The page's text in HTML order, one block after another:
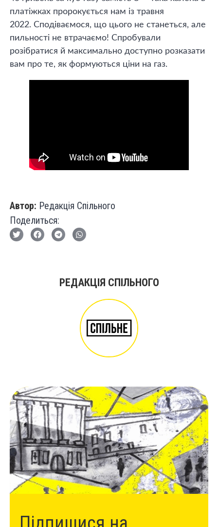
платіжках пророкується нам із травня
2022. Сподіваємося, що цього не станеться, але
пильності не втрачаємо! Спробували
розібратися й максимально доступно розказати
вам про те, як формуються ціни на газ.
Автор: Редакція Спільного
Поделиться:
РЕДАКЦІЯ СПІЛЬНОГО